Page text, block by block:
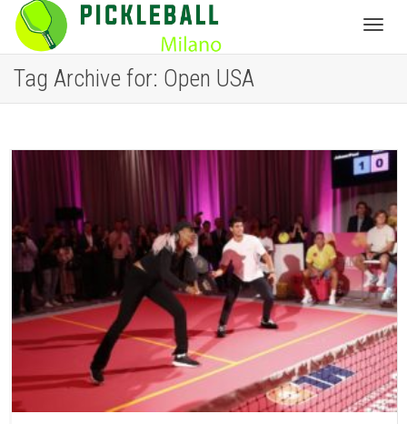
Tag Archive for: Open USA